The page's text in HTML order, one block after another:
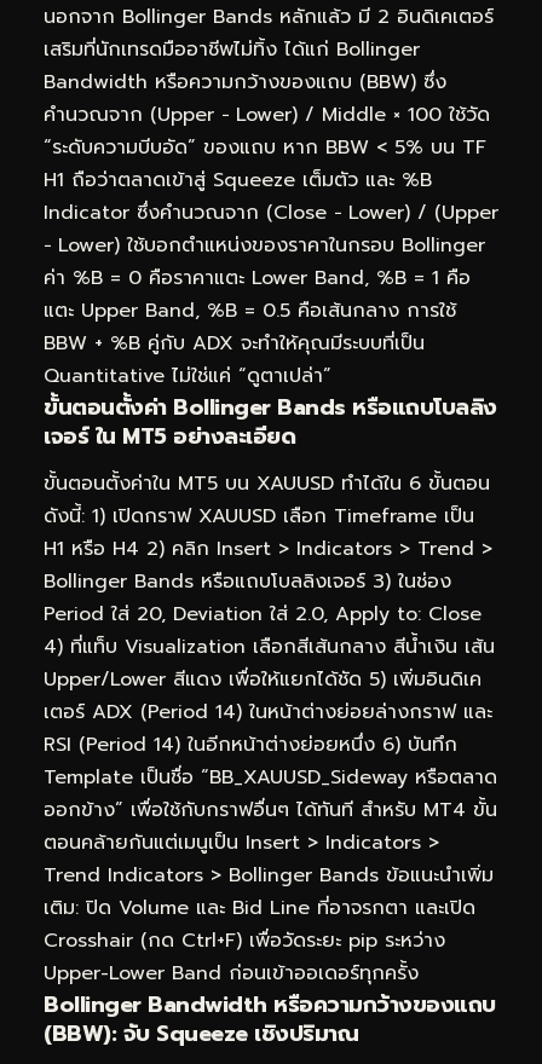
นอกจาก Bollinger Bands หลักแล้ว มี 2 อินดิเคเตอร์
เสริมที่นักเทรดมืออาชีพไม่ทิ้ง ได้แก่ Bollinger
Bandwidth หรือความกว้างของแถบ (BBW) ซึ่ง
คำนวณจาก (Upper − Lower) / Middle × 100 ใช้วัด
“ระดับความบีบอัด” ของแถบ หาก BBW < 5% บน TF
H1 ถือว่าตลาดเข้าสู่ Squeeze เต็มตัว และ %B
Indicator ซึ่งคำนวณจาก (Close − Lower) / (Upper
− Lower) ใช้บอกตำแหน่งของราคาในกรอบ Bollinger
ค่า %B = 0 คือราคาแตะ Lower Band, %B = 1 คือ
แตะ Upper Band, %B = 0.5 คือเส้นกลาง การใช้
BBW + %B คู่กับ ADX จะทำให้คุณมีระบบที่เป็น
Quantitative ไม่ใช่แค่ “ดูตาเปล่า”
ขั้นตอนตั้งค่า Bollinger Bands หรือแถบโบลลิง
เจอร์ ใน MT5 อย่างละเอียด
ขั้นตอนตั้งค่าใน MT5 บน XAUUSD ทำได้ใน 6 ขั้นตอน
ดังนี้: 1) เปิดกราฟ XAUUSD เลือก Timeframe เป็น
H1 หรือ H4 2) คลิก Insert > Indicators > Trend >
Bollinger Bands หรือแถบโบลลิงเจอร์ 3) ในช่อง
Period ใส่ 20, Deviation ใส่ 2.0, Apply to: Close
4) ที่แท็บ Visualization เลือกสีเส้นกลาง สีน้ำเงิน เส้น
Upper/Lower สีแดง เพื่อให้แยกได้ชัด 5) เพิ่มอินดิเค
เตอร์ ADX (Period 14) ในหน้าต่างย่อยล่างกราฟ และ
RSI (Period 14) ในอีกหน้าต่างย่อยหนึ่ง 6) บันทึก
Template เป็นชื่อ “BB_XAUUSD_Sideway หรือตลาด
ออกข้าง” เพื่อใช้กับกราฟอื่นๆ ได้ทันที สำหรับ MT4 ขั้น
ตอนคล้ายกันแต่เมนูเป็น Insert > Indicators >
Trend Indicators > Bollinger Bands ข้อแนะนำเพิ่ม
เติม: ปิด Volume และ Bid Line ที่อาจรกตา และเปิด
Crosshair (กด Ctrl+F) เพื่อวัดระยะ pip ระหว่าง
Upper-Lower Band ก่อนเข้าออเดอร์ทุกครั้ง
Bollinger Bandwidth หรือความกว้างของแถบ
(BBW): จับ Squeeze เชิงปริมาณ